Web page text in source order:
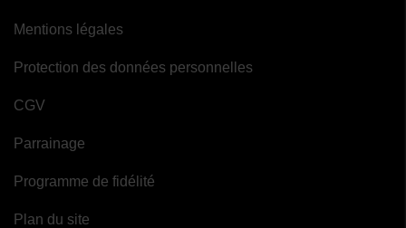
Mentions légales
Protection des données personnelles
CGV
Parrainage
Programme de fidélité
Plan du site